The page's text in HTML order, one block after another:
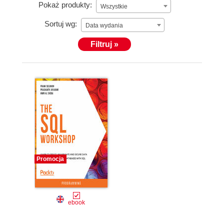
Pokaż produkty: Wszystkie
Sortuj wg: Data wydania
Filtruj »
Promocja
ebook